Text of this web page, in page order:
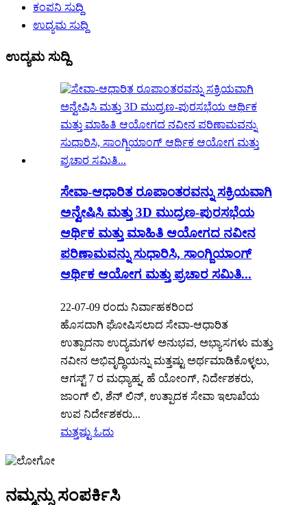
ಕಂಪನಿ ಸುದ್ದಿ
ಉದ್ಯಮ ಸುದ್ದಿ
ಉದ್ಯಮ ಸುದ್ದಿ
ಸೇವಾ-ಆಧಾರಿತ ರೂಪಾಂತರವನ್ನು ಸಕ್ರಿಯವಾಗಿ
ಅನ್ವೇಷಿಸಿ ಮತ್ತು 3D ಮುದ್ರಣ-ಪುರಸಭೆಯ
ಆರ್ಥಿಕ ಮತ್ತು ಮಾಹಿತಿ ಆಯೋಗದ ನವೀನ
ಪರಿಣಾಮವನ್ನು ಸುಧಾರಿಸಿ, ಸಾಂಗ್ಜಿಯಾಂಗ್
ಆರ್ಥಿಕ ಆಯೋಗ ಮತ್ತು ಪ್ರಚಾರ ಸಮಿತಿ...
22-07-09 ರಂದು ನಿರ್ವಾಹಕರಿಂದ
ಹೊಸದಾಗಿ ಘೋಷಿಸಲಾದ ಸೇವಾ-ಆಧಾರಿತ
ಉತ್ಪಾದನಾ ಉದ್ಯಮಗಳ ಅನುಭವ, ಅಭ್ಯಾಸಗಳು ಮತ್ತು
ನವೀನ ಅಭಿವೃದ್ಧಿಯನ್ನು ಮತ್ತಷ್ಟು ಅರ್ಥಮಾಡಿಕೊಳ್ಳಲು,
ಆಗಸ್ಟ್ 7 ರ ಮಧ್ಯಾಹ್ನ, ಹೆ ಯೋಂಗ್, ನಿರ್ದೇಶಕರು,
ಜಾಂಗ್ ಲಿ, ಶೆನ್ ಲಿನ್, ಉತ್ಪಾದಕ ಸೇವಾ ಇಲಾಖೆಯ
ಉಪ ನಿರ್ದೇಶಕರು...
ಮತ್ತಷ್ಟು ಓದು
ನಮ್ಮನ್ನು ಸಂಪರ್ಕಿಸಿ